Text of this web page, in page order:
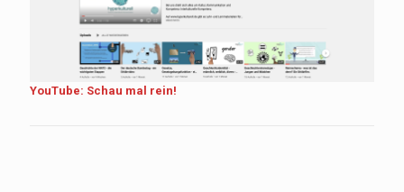
YouTube: Schau mal rein!